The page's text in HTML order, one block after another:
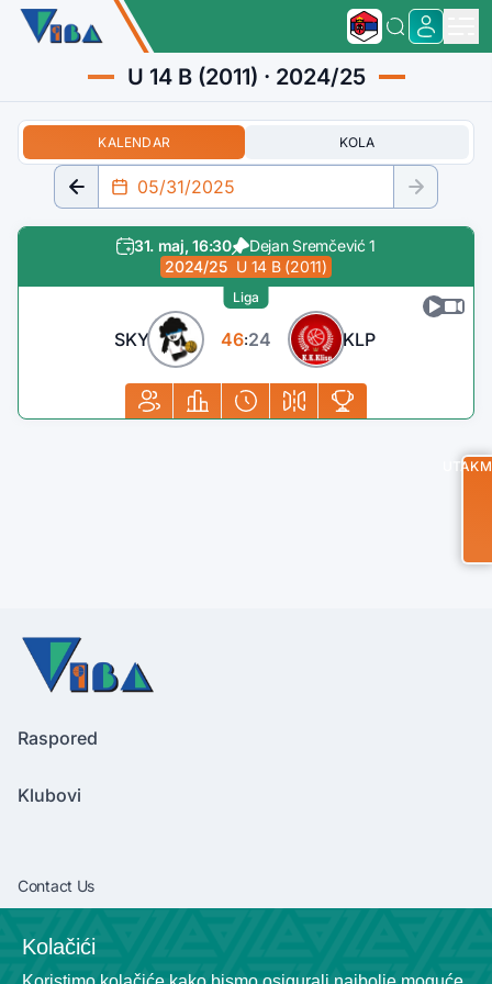
U 14 B (2011) · 2024/25
KALENDAR KOLA
31. maj, 16:30
Dejan Sremčević 1
2024/25 U 14 B (2011)
SKY 46:24 KLP
Liga
Raspored
Klubovi
Contact Us
+381638292540
Kolačići